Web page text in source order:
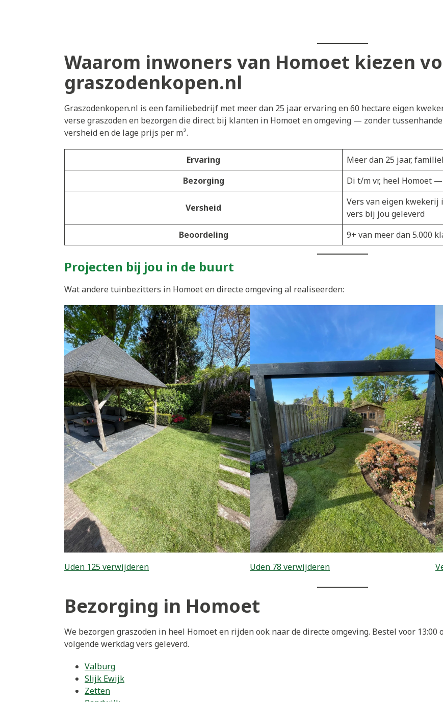
Waarom inwoners van Homoet kiezen
graszodenkopen.nl
Graszodenkopen.nl is een familiebedrijf met meer dan 25 jaar ervaring en 60 hectare eigen
verse graszoden en bezorgen die direct bij klanten in Homoet en omgeving — zonder
versheid en de lage prijs per m².
Ervaring
Meer dan 25 jaar,
Bezorging
Di t/m vr, heel Homoet
Versheid
Vers van eigen kwekerij
vers bij jou geleverd
Beoordeling
9+ van meer dan 5.000
Projecten bij jou in de buurt
Wat andere tuinbezitters in Homoet en directe omgeving al realiseerden:
Uden 125 verwijderen Uden 78 verwijderen
Bezorging in Homoet
We bezorgen graszoden in heel Homoet en rijden ook naar de directe omgeving. Bestel voor 13:00
volgende werkdag vers geleverd.
Valburg
Slijk Ewijk
Zetten